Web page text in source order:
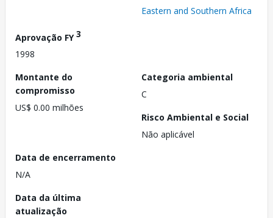
Eastern and Southern Africa
Aprovação FY3
1998
Montante do
compromisso
US$ 0.00 milhões
Categoria ambiental
C
Risco Ambiental e Social
Não aplicável
Data de encerramento
N/A
Data da última
atualização